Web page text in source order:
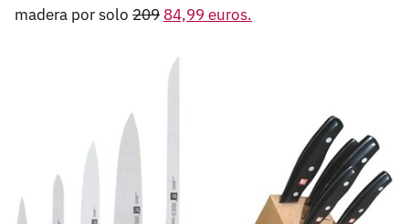
madera por solo 209 84,99 euros.